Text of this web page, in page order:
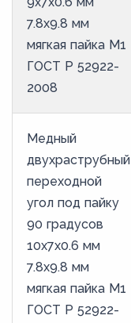
7.8х9.8 мм
мягкая пайка М1
ГОСТ Р 52922-
2008
Медный
двухраструбный
переходной
угол под пайку
90 градусов
10х7х0.6 мм
7.8х9.8 мм
мягкая пайка М1
ГОСТ Р 52922-